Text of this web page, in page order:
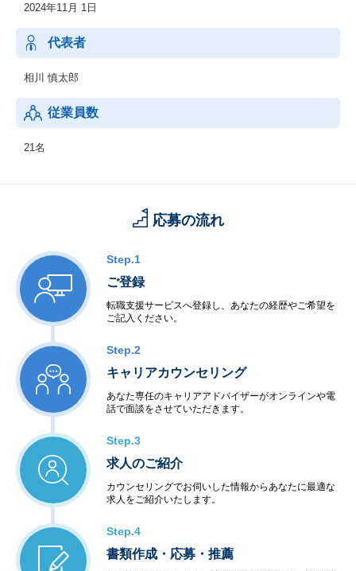
・SNSマーケティング支援
・EC構築・運用支援
・CRM構築・分析支援
・SaaSプロダクトサービス提供/運用支援
2024年11月 1日
代表者
相川 慎太郎
従業員数
21名
応募の流れ
Step.1
ご登録
転職支援サービスへ登録し、あなたの経歴やご希望を
ご記入ください。
Step.2
キャリアカウンセリング
あなた専任のキャリアアドバイザーがオンラインや電
話で面談をさせていただきます。
Step.3
求人のご紹介
カウンセリングでお伺いした情報からあなたに最適な
求人をご紹介いたします。
Step.4
書類作成・応募・推薦